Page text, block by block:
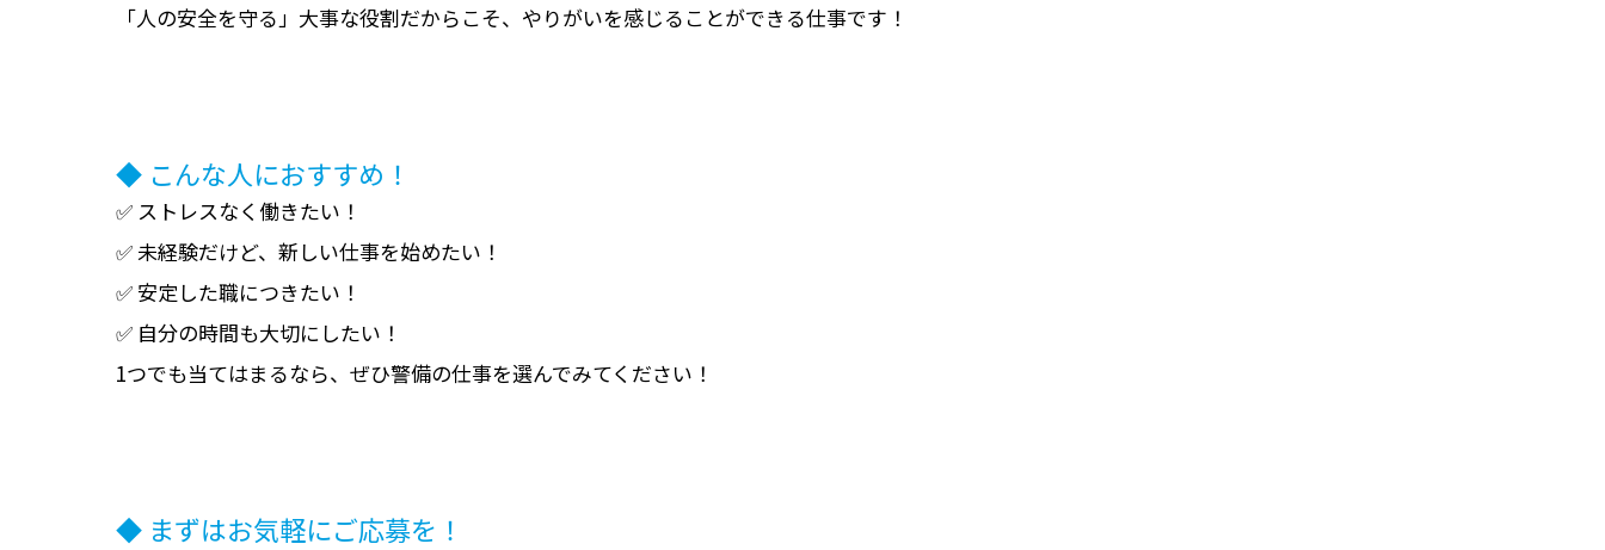
「人の安全を守る」大事な役割だからこそ、やりがいを感じることができる仕事です！
◆ こんな人におすすめ！
✅ ストレスなく働きたい！
✅ 未経験だけど、新しい仕事を始めたい！
✅ 安定した職につきたい！
✅ 自分の時間も大切にしたい！
1つでも当てはまるなら、ぜひ警備の仕事を選んでみてください！
◆ まずはお気軽にご応募を！